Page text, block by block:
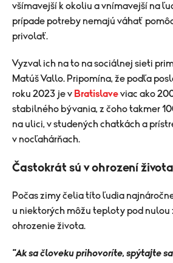
všímavejší k okoliu a vnímavejší na
prípade potreby nemajú váhať
privolať.
Vyzval ich na to na sociálnej sieti
Matúš Vallo. Pripomína, že podľa
roku 2023 je v Bratislaveviac ako
stabilného bývania, z čoho takmer
na ulici, v studených chatkách a
v nocľahárňach.
Častokrát sú v ohrození života
Počas zimy čelia títo ľudia
u niektorých môžu teploty pod nulou
ohrozenie života.
"Ak sa človeku prihovoríte, spýtajte